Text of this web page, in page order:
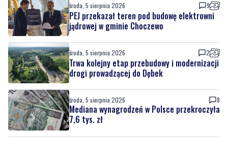
środa, 5 sierpnia 2026 9
PEJ przekazał teren pod budowę elektrowni
jądrowej w gminie Choczewo
środa, 5 sierpnia 2026 2
Trwa kolejny etap przebudowy i modernizacji
drogi prowadzącej do Dębek
środa, 5 sierpnia 2026 8
Mediana wynagrodzeń w Polsce przekroczyła
7,6 tys. zł